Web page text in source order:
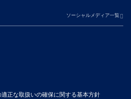
ソーシャルメディア一覧
正な取扱いの確保に関する基本方針